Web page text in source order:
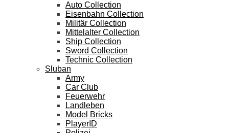
Auto Collection
Eisenbahn Collection
Militär Collection
Mittelalter Collection
Ship Collection
Sword Collection
Technic Collection
Sluban
Army
Car Club
Feuerwehr
Landleben
Model Bricks
PlayerID